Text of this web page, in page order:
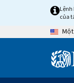
content
của